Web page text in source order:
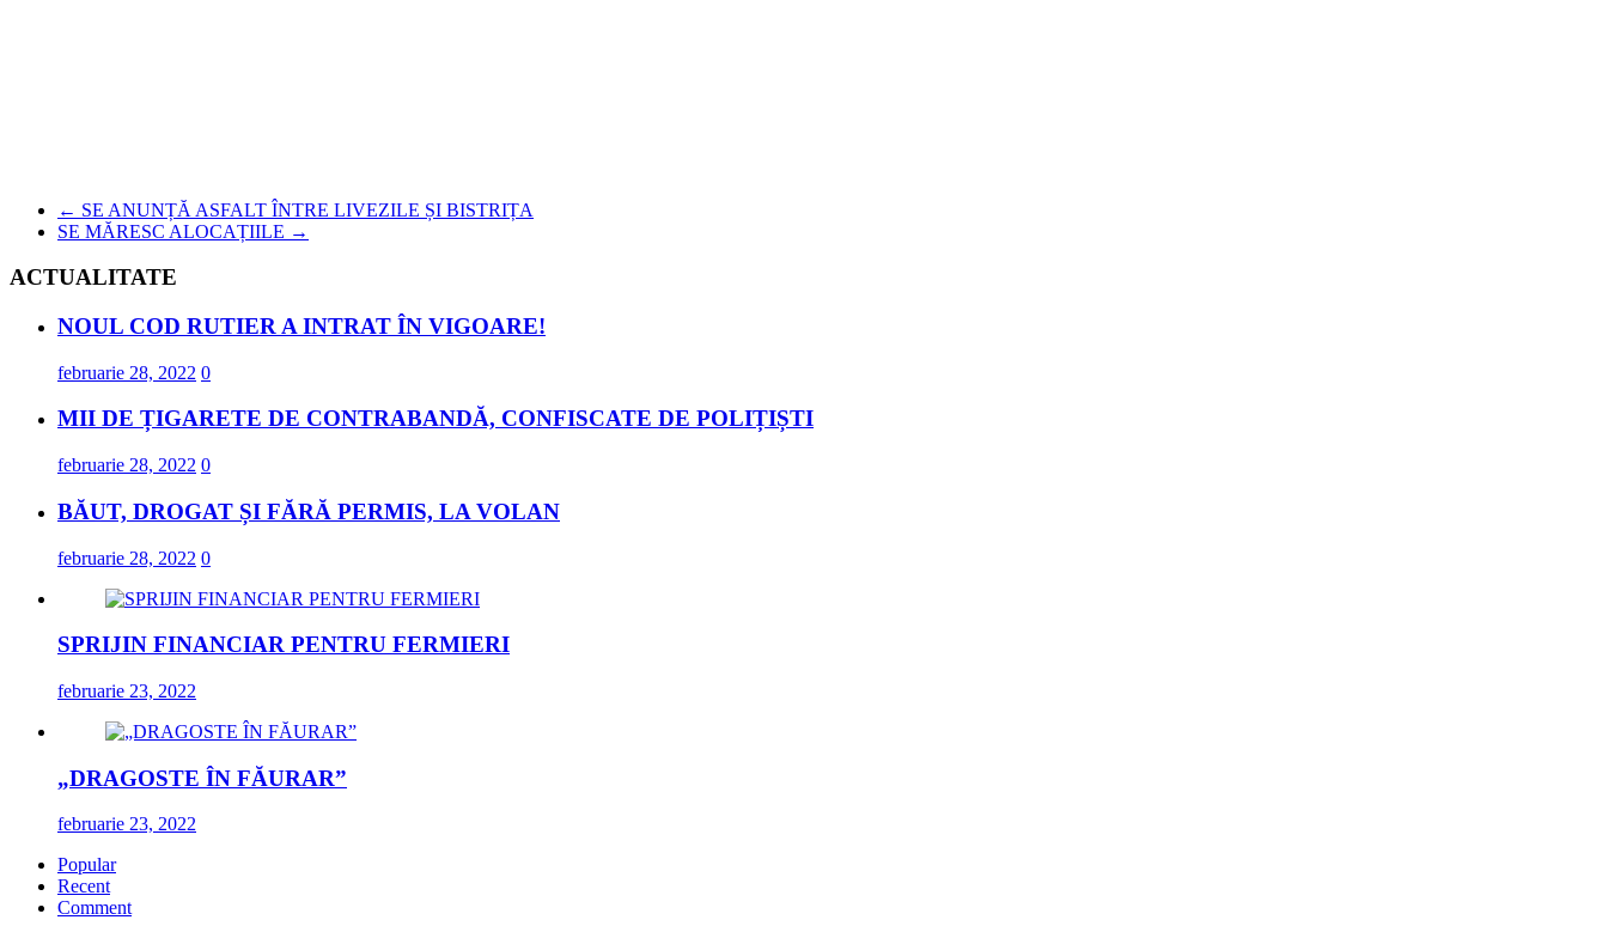
← SE ANUNȚĂ ASFALT ÎNTRE LIVEZILE ȘI BISTRIȚA
SE MĂRESC ALOCAȚIILE →
ACTUALITATE
NOUL COD RUTIER A INTRAT ÎN VIGOARE!
februarie 28, 2022 0
MII DE ȚIGARETE DE CONTRABANDĂ, CONFISCATE DE POLIȚIȘTI
februarie 28, 2022 0
BĂUT, DROGAT ȘI FĂRĂ PERMIS, LA VOLAN
februarie 28, 2022 0
SPRIJIN FINANCIAR PENTRU FERMIERI
februarie 23, 2022
„DRAGOSTE ÎN FĂURAR”
februarie 23, 2022
Popular
Recent
Comment